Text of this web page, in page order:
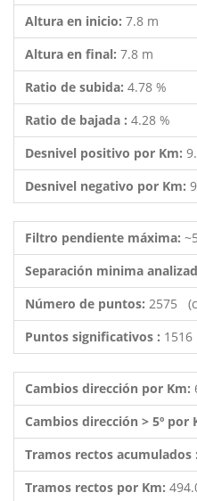
Altura en inicio: 7.8 m
Altura en final: 7.8 m
Ratio de subida: 4.78 %
Ratio de bajada : 4.28 %
Desnivel positivo por Km:
Desnivel negativo por Km:
Filtro pendiente máxima:
Separación minima
Número de puntos: 2575
Puntos significativos :
Cambios dirección por Km:
Cambios dirección > 5º por
Tramos rectos acumulados :
Tramos rectos por Km: